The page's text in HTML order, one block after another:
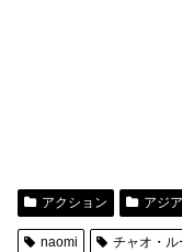
アクション アジ
naomi チャオ・ル